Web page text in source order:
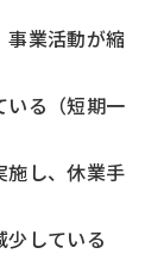
業活動が縮
る（短期一
し、休業手
少している